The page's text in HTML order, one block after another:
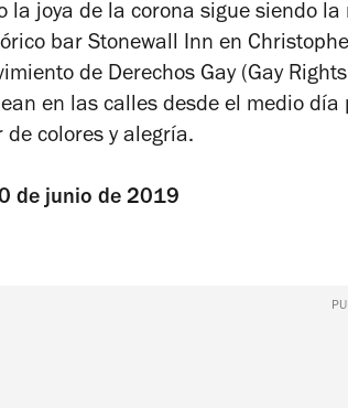
la joya de la corona sigue siendo
bar Stonewall Inn en
de Derechos Gay (Gay
en las calles desde el medio
de colores y alegría.
de junio de 2019